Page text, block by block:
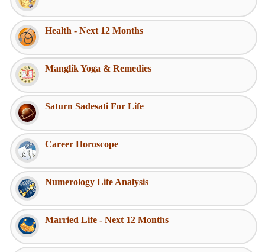
Health - Next 12 Months
Manglik Yoga & Remedies
Saturn Sadesati For Life
Career Horoscope
Numerology Life Analysis
Married Life - Next 12 Months